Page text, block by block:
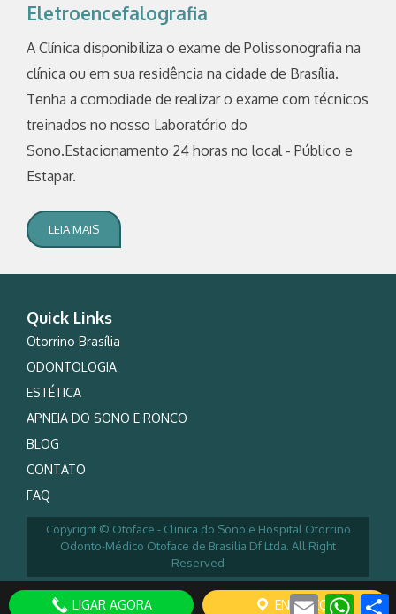
Eletroencefalografia
A Clínica disponibiliza o exame de Polissonografia na
clínica ou em sua residência na cidade de Brasília.
Tenha a comodiade de realizar o exame com técnicos
treinados no nosso Laboratório do
Sono.Estacionamento 24 horas no local - Público e
Estapar.
LEIA MAIS
Quick Links
Otorrino Brasília
ODONTOLOGIA
ESTÉTICA
APNEIA DO SONO E RONCO
BLOG
CONTATO
FAQ
Copyright © Otoface - Clinica do Sono e Hospital Otorrino
Odonto-Médico Otoface de Brasilia Df Ltda. All Right
Reserved
Email
LIGAR AGORA ENDEREÇO